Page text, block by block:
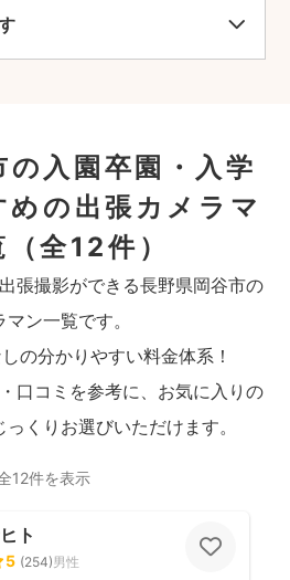
の入園卒園・入学
の出張カメラマ
（全12件）
張撮影ができる長野県岡谷市の
マン一覧です。
の分かりやすい料金体系！
口コミを参考に、お気に入りの
くりお選びいただけます。
12件を表示
ト
5 (254)男性